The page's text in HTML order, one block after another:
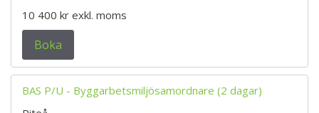
10 400 kr exkl. moms
Boka
BAS P/U - Byggarbetsmiljösamordnare (2 dagar)